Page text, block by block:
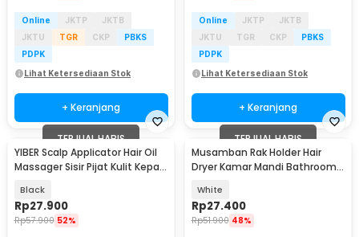
Online JKTP
JKTB
JKTU
TGR CKP
PBKS
PDPK
Lihat Ketersediaan Stok
+ Keranjang
Online JKTP
JKTB
JKTU
TGR CKP
PBKS
PDPK
Lihat Ketersediaan Stok
+ Keranjang
TERJUAL HABIS
YIBER Scalp Applicator Hair Oil
Massager Sisir Pijat Kulit Kepala
Black
Rp27.900
Rp57.900 52%
TERJUAL HABIS
Musamban Rak Holder Hair
Dryer Kamar Mandi Bathroom
White
Rp27.400
Rp51.900 48%